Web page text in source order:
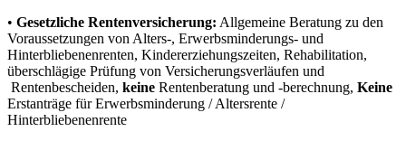
• Gesetzliche Rentenversicherung: Allgemeine Beratung zu den
Voraussetzungen von Alters-, Erwerbsminderungs- und
Hinterbliebenenrenten, Kindererziehungszeiten, Rehabilitation,
überschlägige Prüfung von Versicherungsverläufen und
Rentenbescheiden, keine Rentenberatung und -berechnung, Keine
Erstanträge für Erwerbsminderung / Altersrente /
Hinterbliebenenrente